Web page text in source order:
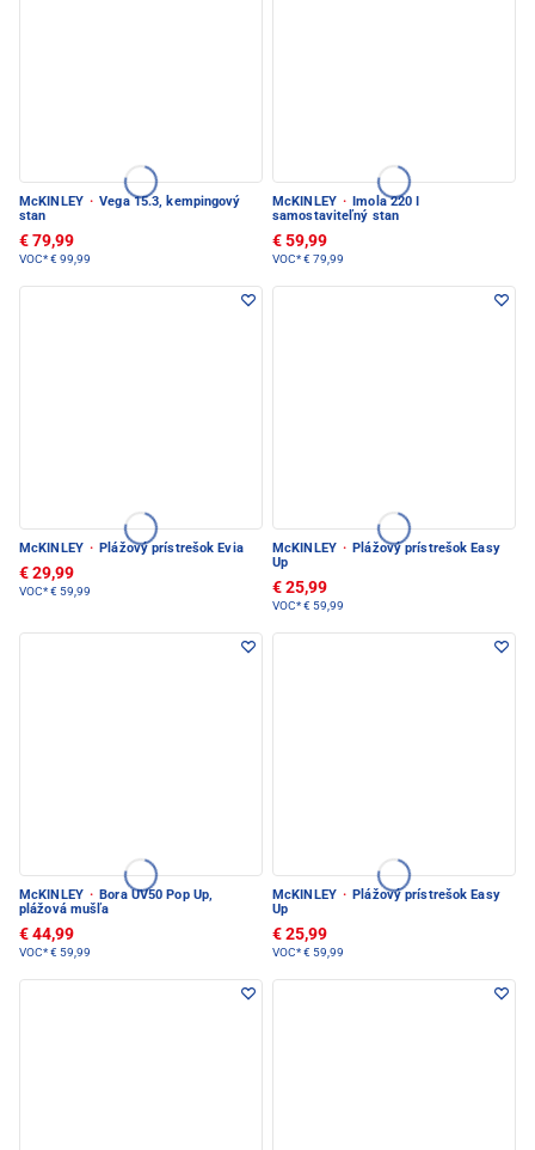
McKINLEY · Vega 15.3, kempingový
stan
€ 79,99
VOC*€ 99,99
McKINLEY · Imola 220 I
samostaviteľný stan
€ 59,99
VOC*€ 79,99
McKINLEY · Plážový prístrešok Evia
€ 29,99
VOC*€ 59,99
McKINLEY · Plážový prístrešok Easy
Up
€ 25,99
VOC*€ 59,99
McKINLEY · Bora UV50 Pop Up,
plážová mušľa
€ 44,99
VOC*€ 59,99
McKINLEY · Plážový prístrešok Easy
Up
€ 25,99
VOC*€ 59,99